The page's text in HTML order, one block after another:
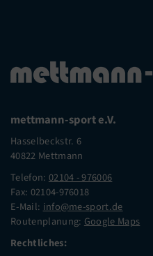
mettmann-sport e.V.
Hasselbeckstr. 6
40822 Mettmann
Telefon: 02104 - 976006
Fax: 02104-976018
E-Mail: info@me-sport.de
Routenplanung: Google Maps
Rechtliches: